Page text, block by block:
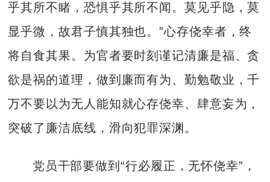
乎其所不睹，恐惧乎其所不闻。莫见乎隐，莫
显乎微，故君子慎其独也。”心存侥幸者，终
将自食其果。为官者要时刻谨记清廉是福、贪
欲是祸的道理，做到廉而有为、勤勉敬业，千
万不要以为无人能知就心存侥幸、肆意妄为，
突破了廉洁底线，滑向犯罪深渊。
党员干部要做到“行必履正，无怀侥幸”，